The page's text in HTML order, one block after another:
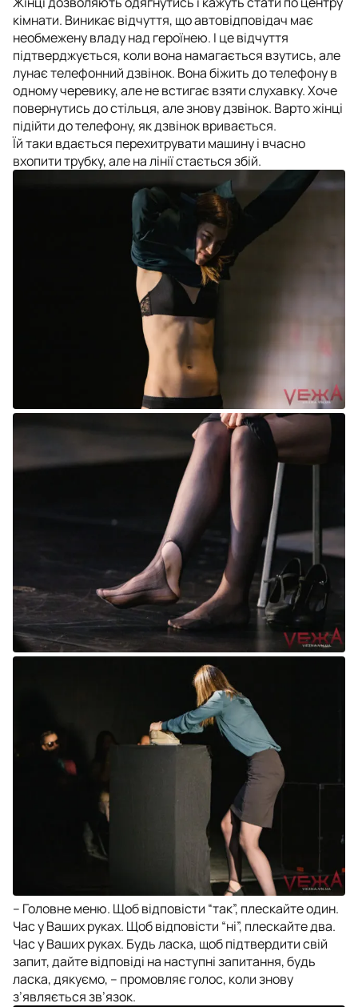
кімнати. Виникає відчуття, що автовідповідач має
необмежену владу над героїнею. І це відчуття
підтверджується, коли вона намагається взутись, але
лунає телефонний дзвінок. Вона біжить до телефону в
одному черевику, але не встигає взяти слухавку. Хоче
повернутись до стільця, але знову дзвінок. Варто жінці
підійти до телефону, як дзвінок вривається.
Їй таки вдається перехитрувати машину і вчасно
вхопити трубку, але на лінії стається збій.
– Головне меню. Щоб відповісти “так”, плескайте один.
Час у Ваших руках. Щоб відповісти “ні”, плескайте два.
Час у Ваших руках. Будь ласка, щоб підтвердити свій
запит, дайте відповіді на наступні запитання, будь
ласка, дякуємо, – промовляє голос, коли знову
з’являється зв’язок.